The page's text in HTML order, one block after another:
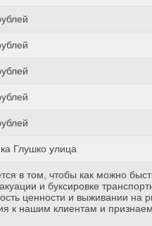
Глушко улица
в том, чтобы как можно
и буксировке
ценности и выживании
к нашим клиентам и